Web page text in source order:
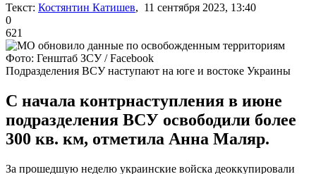
Текст: Костянтин Катишев, 11 сентября 2023, 13:40
0
621
Фото: Генштаб ЗСУ / Facebook
Подразделения ВСУ наступают на юге и востоке Украины
С начала контрнаступления в июне
подразделения ВСУ освободили более
300 кв. км, отметила Анна Маляр.
За прошедшую неделю украинские войска деоккупировали